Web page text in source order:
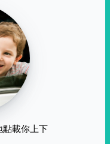
點載你上下